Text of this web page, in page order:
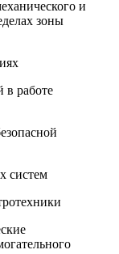
и
зоны
работе
систем